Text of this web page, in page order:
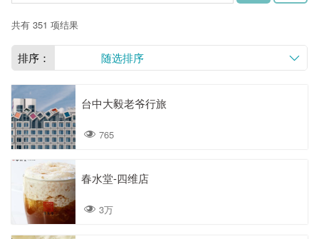
共有 351 项结果
排序： 随选排序
台中大毅老爷行旅
765
春水堂-四维店
3万